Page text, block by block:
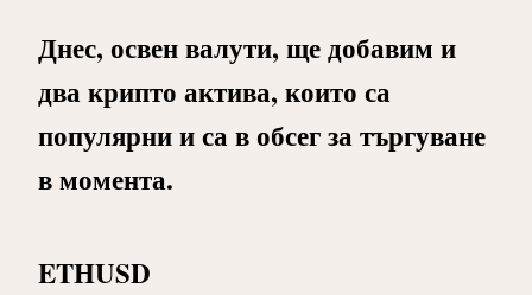
Днес, освен валути, ще добавим и
два крипто актива, които са
популярни и са в обсег за търгуване
в момента.
ETHUSD